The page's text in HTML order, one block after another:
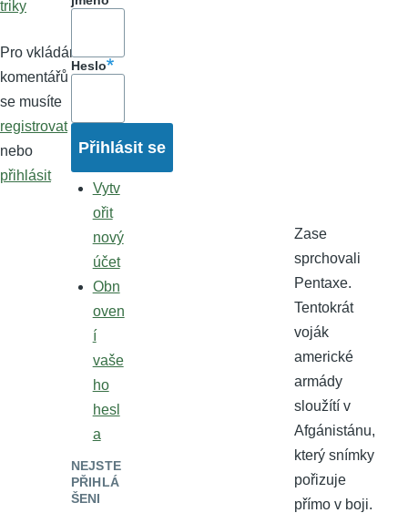
triky
Pro vkládání
komentářů
se musíte
registrovat
nebo
přihlásit
Zase
sprchovali
Pentaxe.
Tentokrát
voják
americké
armády
sloužítí v
Afgánistánu,
který snímky
pořizuje
přímo v boji.
Heslo
Vytv
ořit
nový
účet
Obn
oven
í
vaše
ho
hesl
a
NEJSTE
PŘIHLÁ
ŠENI